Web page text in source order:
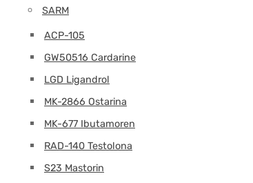
SARM
ACP-105
GW50516 Cardarine
LGD Ligandrol
MK-2866 Ostarina
MK-677 Ibutamoren
RAD-140 Testolona
S23 Mastorin